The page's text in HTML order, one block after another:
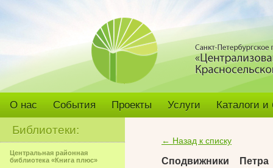
О нас События Проекты Услуги Каталоги
Библиотеки:
Центральная районная
библиотека «Книга плюс»
← Назад к списку
Сподвижники